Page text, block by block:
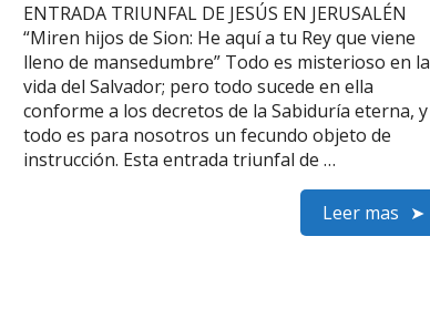
ENTRADA TRIUNFAL DE JESÚS EN JERUSALÉN
“Miren hijos de Sion: He aquí a tu Rey que viene
lleno de mansedumbre” Todo es misterioso en la
vida del Salvador; pero todo sucede en ella
conforme a los decretos de la Sabiduría eterna, y
todo es para nosotros un fecundo objeto de
instrucción. Esta entrada triunfal de …
Leer mas